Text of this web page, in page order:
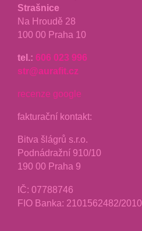
Strašnice
Na Hroudě 28
100 00 Praha 10
tel.: 606 023 996
str@aurafit.cz
recenze google
fakturační kontakt:
Bitva šlágrů s.r.o.
Podnádražní 910/10
190 00 Praha 9
IČ: 07788746
FIO Banka: 2101562482/2010